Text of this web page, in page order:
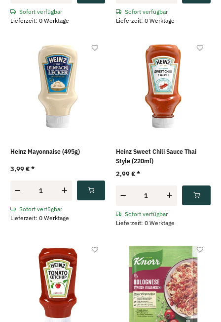
Sofort verfügbar
Lieferzeit: 0 Werktage
Sofort verfügbar
Lieferzeit: 0 Werktage
Heinz Mayonnaise (495g)
3,99 €*
Sofort verfügbar
Lieferzeit: 0 Werktage
Heinz Sweet Chili Sauce Thai
Style (220ml)
2,99 €*
Sofort verfügbar
Lieferzeit: 0 Werktage